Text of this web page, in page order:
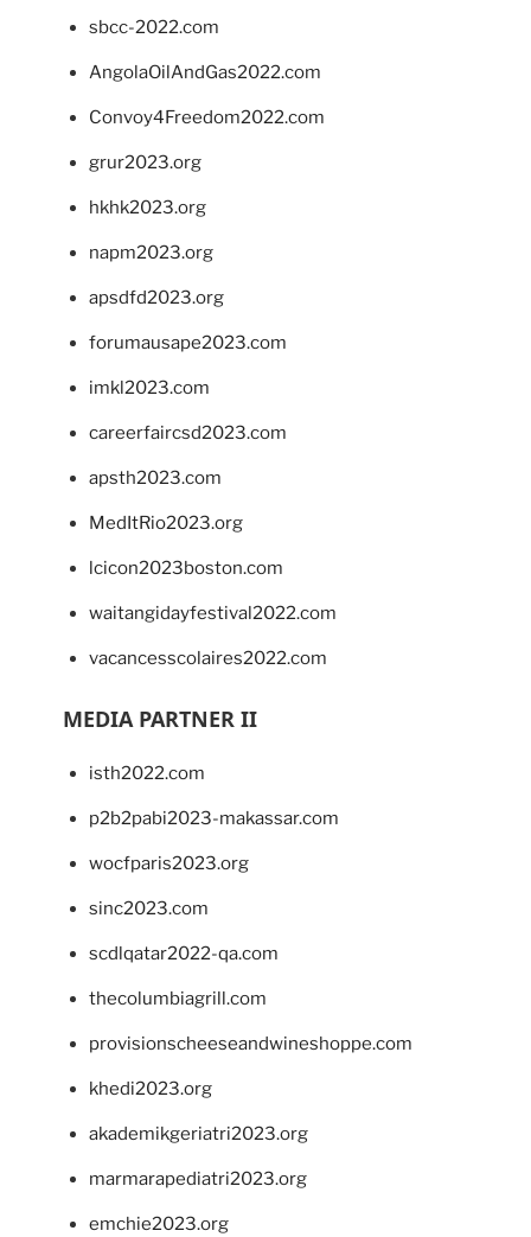
sbcc-2022.com
AngolaOilAndGas2022.com
Convoy4Freedom2022.com
grur2023.org
hkhk2023.org
napm2023.org
apsdfd2023.org
forumausape2023.com
imkl2023.com
careerfaircsd2023.com
apsth2023.com
MedItRio2023.org
lcicon2023boston.com
waitangidayfestival2022.com
vacancesscolaires2022.com
MEDIA PARTNER II
isth2022.com
p2b2pabi2023-makassar.com
wocfparis2023.org
sinc2023.com
scdlqatar2022-qa.com
thecolumbiagrill.com
provisionscheeseandwineshoppe.com
khedi2023.org
akademikgeriatri2023.org
marmarapediatri2023.org
emchie2023.org